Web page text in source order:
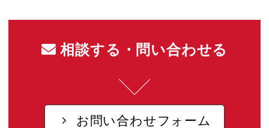
相談する・問い合わせる
お問い合わせフォーム